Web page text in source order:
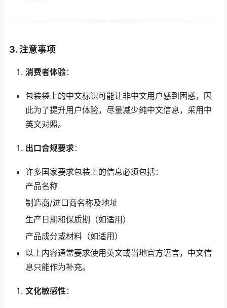
3. 注意事项
消费者体验：
包装袋上的中文标识可能让非中文用户感到困惑，因
此为了提升用户体验，尽量减少纯中文信息，采用中
英文对照。
出口合规要求：
许多国家要求包装上的信息必须包括：
产品名称
制造商/进口商名称及地址
生产日期和保质期（如适用）
产品成分或材料（如适用）
以上内容通常要求使用英文或当地官方语言，中文信
息只能作为补充。
文化敏感性：